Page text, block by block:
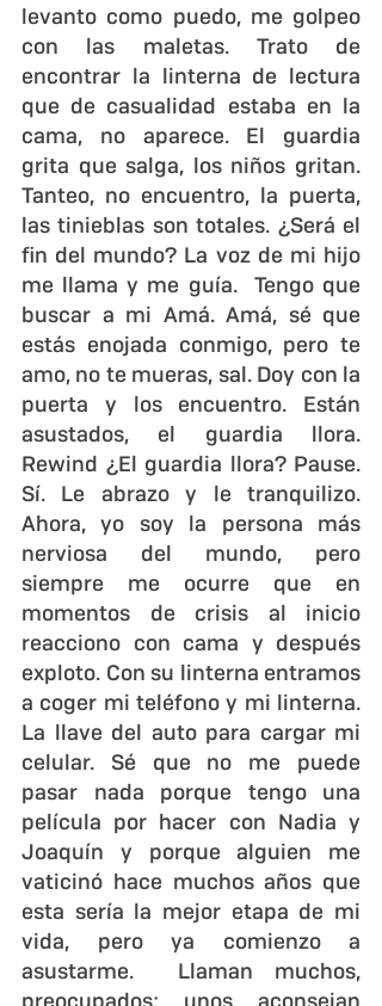
levanto como puedo, me golpeo
con las maletas. Trato de
encontrar la linterna de lectura
que de casualidad estaba en la
cama, no aparece. El guardia
grita que salga, los niños gritan.
Tanteo, no encuentro, la puerta,
las tinieblas son totales. ¿Será el
fin del mundo? La voz de mi hijo
me llama y me guía.  Tengo que
buscar a mi Amá. Amá, sé que
estás enojada conmigo, pero te
amo, no te mueras, sal. Doy con la
puerta y los encuentro. Están
asustados, el guardia llora.
Rewind ¿El guardia llora? Pause.
Sí. Le abrazo y le tranquilizo.
Ahora, yo soy la persona más
nerviosa del mundo, pero
siempre me ocurre que en
momentos de crisis al inicio
reacciono con cama y después
exploto. Con su linterna entramos
a coger mi teléfono y mi linterna.
La llave del auto para cargar mi
celular. Sé que no me puede
pasar nada porque tengo una
película por hacer con Nadia y
Joaquín y porque alguien me
vaticinó hace muchos años que
esta sería la mejor etapa de mi
vida, pero ya comienzo a
asustarme.  Llaman muchos,